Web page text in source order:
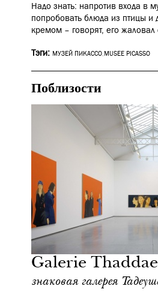
Надо знать: напротив входа в
попробовать блюда из птицы и
кремом – говорят, его
Тэги: МУЗЕЙ ПИКАССО,MUSEE PICASSO
Поблизости
Galerie
знаковая галерея
Культура
Париж